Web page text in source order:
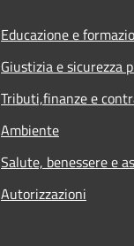
Educazione e
Giustizia e sicurezza
Tributi,finanze e
Ambiente
Salute, benessere e
Autorizzazioni